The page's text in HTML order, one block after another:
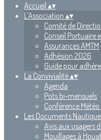
Accueil ▴▾
L'Association ▴▾
Comité de
Conseil Portuaire
Assurances AMTM
Adhésion 2026
Guide pour
La Convivialité▴▾
Agenda
Pots bi-mensuels
Conférence
Les Documents
Avis aux usagers
Mouillages à